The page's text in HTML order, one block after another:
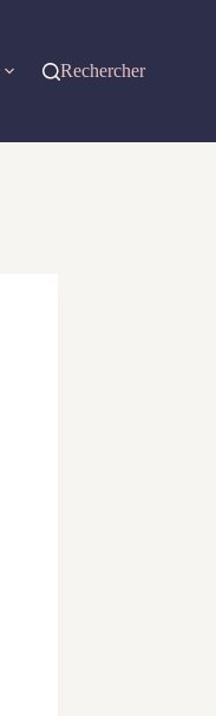
Rechercher